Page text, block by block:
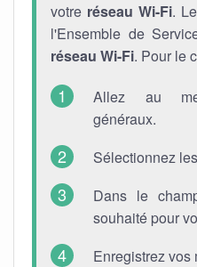
votre réseau Wi-Fi.
l'Ensemble de
réseau Wi-Fi. Pour le
Allez au
généraux.
Sélectionnez
Dans le
souhaité pour
Enregistrez vos